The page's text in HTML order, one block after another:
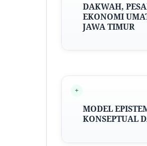
DAKWAH,
EKONOMI
JAWA TIMUR
MODEL
KONSEPTUAL